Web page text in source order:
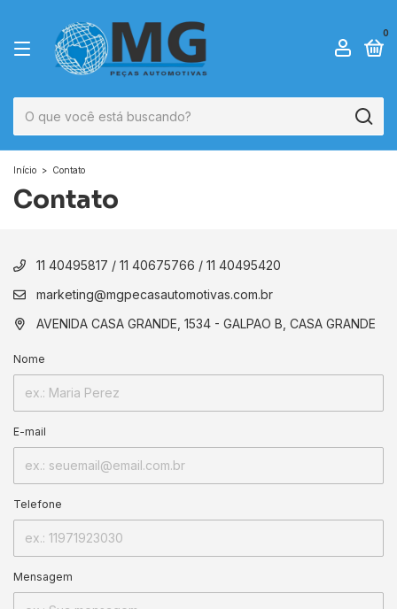
0
Início > Contato
Contato
11 40495817 / 11 40675766 / 11 40495420
marketing@mgpecasautomotivas.com.br
AVENIDA CASA GRANDE, 1534 - GALPAO B, CASA GRANDE
Nome
E-mail
Telefone
Mensagem